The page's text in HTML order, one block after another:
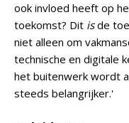
ook invloed heeft op
toekomst? Dit isde
niet alleen om
technische en digitale
het buitenwerk wordt
steeds belangrijker.'